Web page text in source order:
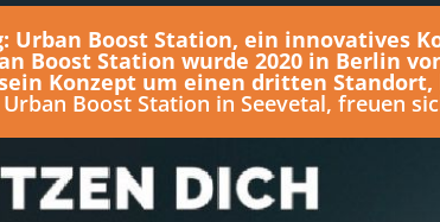
Boost Station, ein innovatives
Boost Station wurde 2020 in Berlin
Konzept um einen dritten Standort,
Boost Station in Seevetal, freuen